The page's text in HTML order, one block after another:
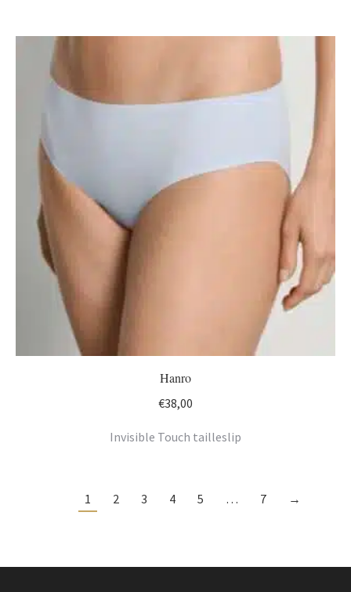
Hanro
€38,00
Invisible Touch tailleslip
1 2 3 4 5 … 7 →